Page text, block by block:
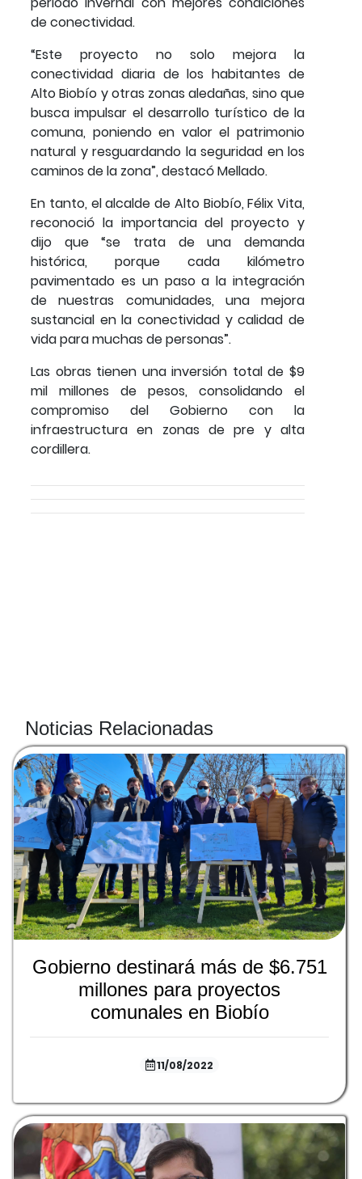
de conectividad.
“Este proyecto no solo mejora la
conectividad diaria de los habitantes de
Alto Biobío y otras zonas aledañas, sino que
busca impulsar el desarrollo turístico de la
comuna, poniendo en valor el patrimonio
natural y resguardando la seguridad en los
caminos de la zona”, destacó Mellado.
En tanto, el alcalde de Alto Biobío, Félix Vita,
reconoció la importancia del proyecto y
dijo que “se trata de una demanda
histórica, porque cada kilómetro
pavimentado es un paso a la integración
de nuestras comunidades, una mejora
sustancial en la conectividad y calidad de
vida para muchas de personas”.
Las obras tienen una inversión total de $9
mil millones de pesos, consolidando el
compromiso del Gobierno con la
infraestructura en zonas de pre y alta
cordillera.
Noticias Relacionadas
Gobierno destinará más de $6.751
millones para proyectos
comunales en Biobío
11/08/2022